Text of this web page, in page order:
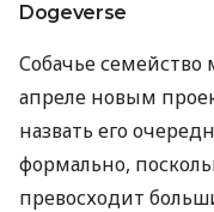
Dogeverse
Собачье
апреле новым
назвать его
формально,
превосходит